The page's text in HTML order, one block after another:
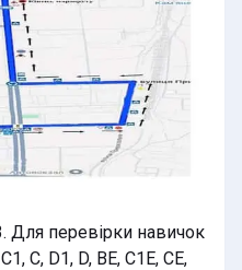
перевірки навичок
C, D1, D, BE, C1E, CE,